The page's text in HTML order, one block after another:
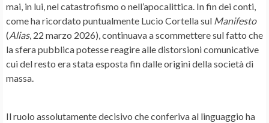
mai, in lui, nel catastrofismo o nell’apocalittica. In fin dei conti,
come ha ricordato puntualmente Lucio Cortella sul Manifesto
(Alias, 22 marzo 2026), continuava a scommettere sul fatto che
la sfera pubblica potesse reagire alle distorsioni comunicative
cui del resto era stata esposta fin dalle origini della società di
massa.
Il ruolo assolutamente decisivo che conferiva al linguaggio ha